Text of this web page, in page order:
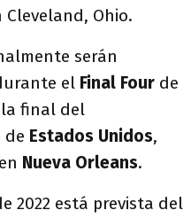
Cleveland, Ohio.
serán
el Final Four de
la final del
de Estados Unidos,
Nueva Orleans.
2022 está prevista del